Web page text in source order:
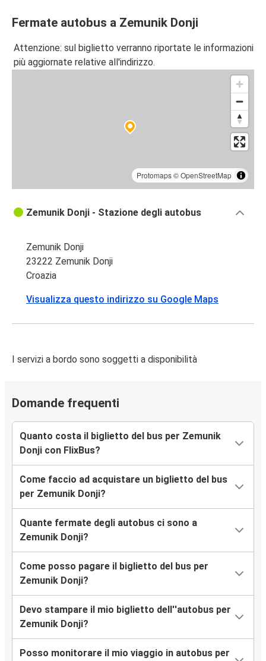
Fermate autobus a Zemunik Donji
Attenzione: sul biglietto verranno riportate le informazioni
più aggiornate relative all'indirizzo.
Protomaps©OpenStreetMap
Zemunik Donji - Stazione degli autobus
Zemunik Donji
23222 Zemunik Donji
Croazia
Visualizza questo indirizzo su Google Maps
I servizi a bordo sono soggetti a disponibilità
Domande frequenti
Quanto costa il biglietto del bus per Zemunik
Donji con FlixBus?
Come faccio ad acquistare un biglietto del bus
per Zemunik Donji?
Quante fermate degli autobus ci sono a
Zemunik Donji?
Come posso pagare il biglietto del bus per
Zemunik Donji?
Devo stampare il mio biglietto dell''autobus per
Zemunik Donji?
Posso monitorare il mio viaggio in autobus per